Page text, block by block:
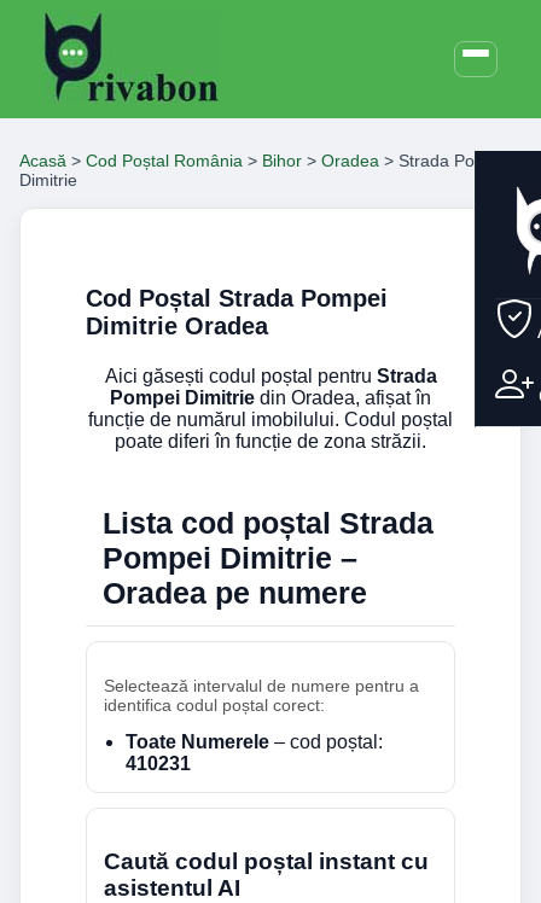
Acasă > Cod Poștal România > Bihor > Oradea > Strada Pompei
Dimitrie
Cod Poștal Strada Pompei
Dimitrie Oradea
Aici găsești codul poștal pentru Strada
Pompei Dimitrie din Oradea, afișat în
funcție de numărul imobilului. Codul poștal
poate diferi în funcție de zona străzii.
Lista cod poștal Strada
Pompei Dimitrie –
Oradea pe numere
Selectează intervalul de numere pentru a
identifica codul poștal corect:
Toate Numerele – cod poștal:
410231
Caută codul poștal instant cu
asistentul AI